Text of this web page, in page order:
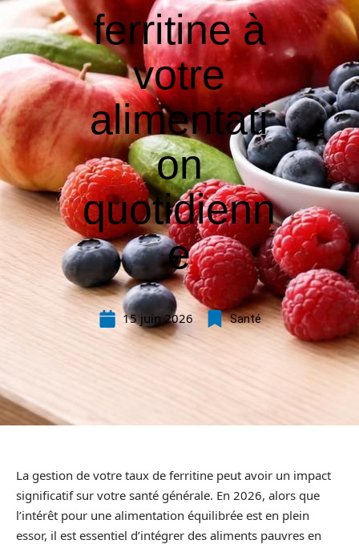
ferritine à
votre
alimentati
on
quotidienn
e
15 juin 2026 Santé
La gestion de votre taux de ferritine peut avoir un impact
significatif sur votre santé générale. En 2026, alors que
l’intérêt pour une alimentation équilibrée est en plein
essor, il est essentiel d’intégrer des aliments pauvres en